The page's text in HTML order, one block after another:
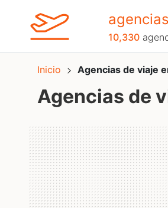
10,330
Inicio Agencias de viaje
Agencias de